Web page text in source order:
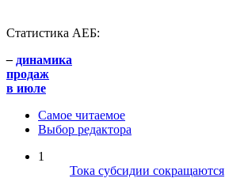
Статистика АЕБ:
– динамика
продаж
в июле
Самое читаемое
Выбор редактора
1
Тока субсидии сокращаются